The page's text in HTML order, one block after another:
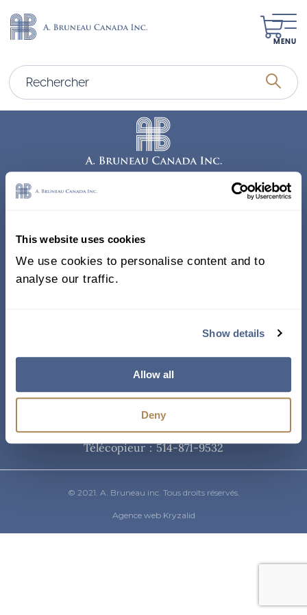
This website uses cookies
We use cookies to personalise content and to
analyse our traffic.
Show details
Allow all
Deny
MENU
338, Rue Saint-Antoine E.
Bureau 011, Montréal QC
H2Y 1A3 Canada
Téléphone
514-871-9821/ 1-800-361-8487
Télécopieur : 514-871-9532
© 2021. A. Bruneau inc. Tous droits réservés.
Agence web Kryzalid